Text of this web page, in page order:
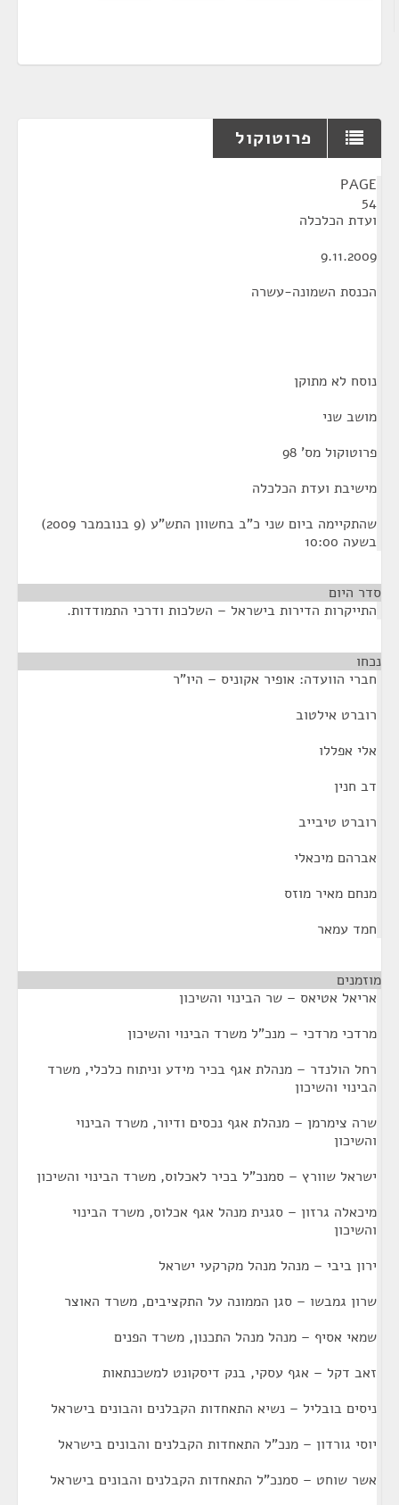
פרוטוקול
PAGE
54
ועדת הכלכלה
9.11.2009
הכנסת השמונה-עשרה
נוסח לא מתוקן
מושב שני
פרוטוקול מס' 98
מישיבת ועדת הכלכלה
שהתקיימה ביום שני כ"ב בחשוון התש"ע (9 בנובמבר 2009)
בשעה 10:00
סדר היום
התייקרות הדירות בישראל – השלכות ודרכי התמודדות.
נכחו
חברי הוועדה: אופיר אקוניס – היו"ר
רוברט אילטוב
אלי אפללו
דב חנין
רוברט טיבייב
אברהם מיכאלי
מנחם מאיר מוזס
חמד עמאר
מוזמנים
אריאל אטיאס – שר הבינוי והשיכון
מרדכי מרדכי – מנכ"ל משרד הבינוי והשיכון
רחל הולנדר – מנהלת אגף בכיר מידע וניתוח כלכלי, משרד
הבינוי והשיכון
שרה צימרמן – מנהלת אגף נכסים ודיור, משרד הבינוי
והשיכון
ישראל שוורץ – סמנכ"ל בכיר לאכלוס, משרד הבינוי והשיכון
מיכאלה גרזון – סגנית מנהל אגף אכלוס, משרד הבינוי
והשיכון
ירון ביבי – מנהל מנהל מקרקעי ישראל
שרון גמבשו – סגן הממונה על התקציבים, משרד האוצר
שמאי אסיף – מנהל מנהל התכנון, משרד הפנים
זאב דקל – אגף עסקי, בנק דיסקונט למשכנתאות
ניסים בובליל – נשיא התאחדות הקבלנים והבונים בישראל
יוסי גורדון – מנכ"ל התאחדות הקבלנים והבונים בישראל
אשר שוחט – סמנכ"ל התאחדות הקבלנים והבונים בישראל